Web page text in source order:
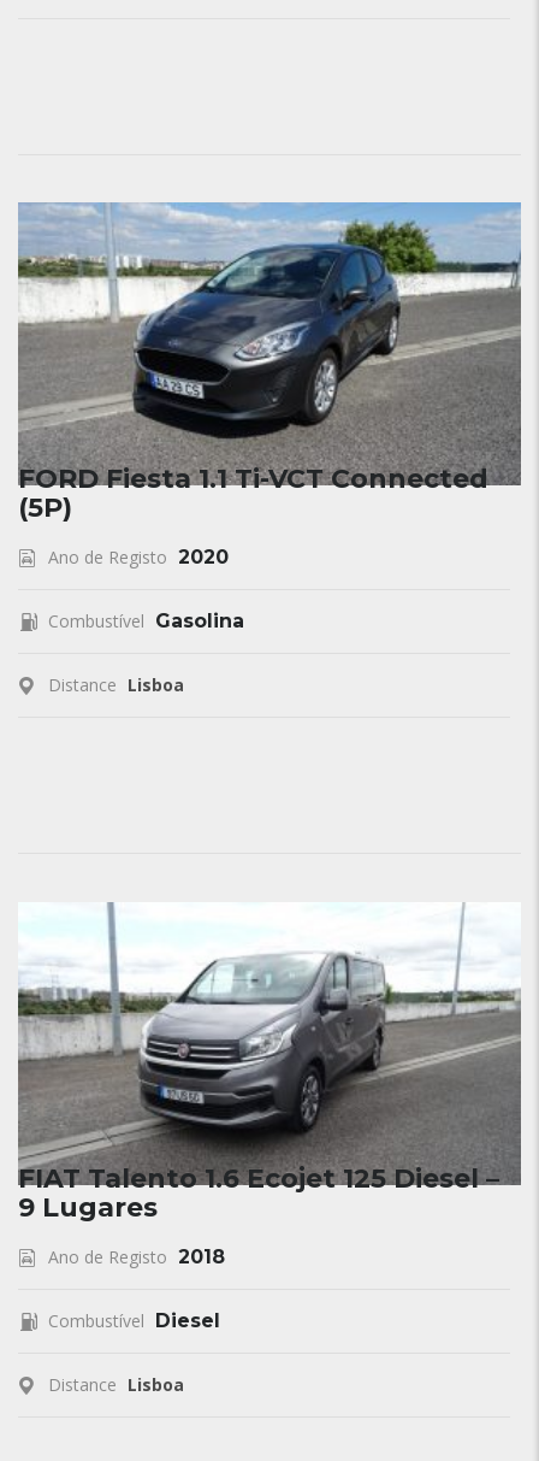
FORD Fiesta 1.1 Ti-VCT Connected
(5P)
Ano de Registo 2020
Combustível Gasolina
Distance Lisboa
FIAT Talento 1.6 Ecojet 125 Diesel –
9 Lugares
Ano de Registo 2018
Combustível Diesel
Distance Lisboa